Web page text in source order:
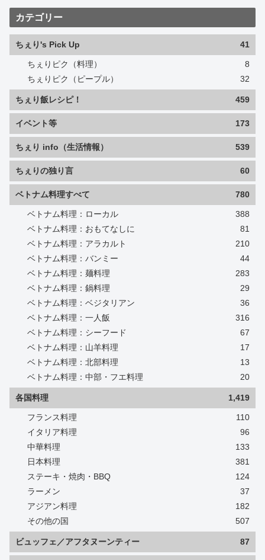
カテゴリー
ちぇり's Pick Up 41
ちぇりピク（料理）
8
ちぇりピク（ピープル）
32
ちぇり飯レシピ！ 459
イベント等 173
ちぇり info（生活情報） 539
ちぇりの独り言 60
ベトナム料理すべて 780
ベトナム料理：ローカル
388
ベトナム料理：おもてなしに
81
ベトナム料理：アラカルト
210
ベトナム料理：バンミー
44
ベトナム料理：麺料理
283
ベトナム料理：鍋料理
29
ベトナム料理：ベジタリアン
36
ベトナム料理：一人飯
316
ベトナム料理：シーフード
67
ベトナム料理：山羊料理
17
ベトナム料理：北部料理
13
ベトナム料理：中部・フエ料理
20
各国料理 1,419
フランス料理
110
イタリア料理
96
中華料理
133
日本料理
381
ステーキ・焼肉・BBQ
124
ラーメン
37
アジアン料理
182
その他の国
507
ビュッフェ／アフタヌーンティー 87